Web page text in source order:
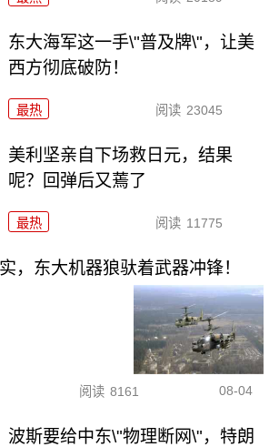
东大海军这一手\"普及牌\"，让美
西方彻底破防！
最热 阅读 23045
美利坚亲自下场救日元，结果
呢？回弹后又蔫了
最热 阅读 11775
，东大机器狼驮着武器冲锋！
阅读 8161 08-04
波斯要给中东\"物理断网\"，特朗